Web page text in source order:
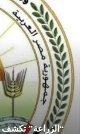
“الزراعة” تكشف